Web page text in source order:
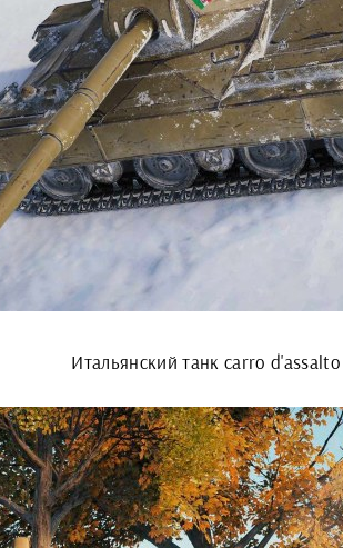
Итальянский танк carro